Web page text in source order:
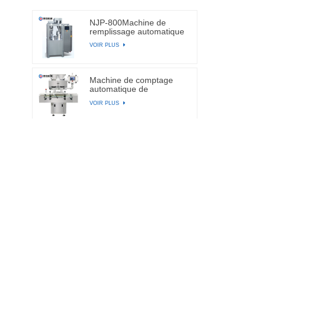
NJP-800Machine de
remplissage automatique
VOIR PLUS
Machine de comptage
automatique de
capsules électroniques à
VOIR PLUS